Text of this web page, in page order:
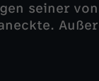
seiner